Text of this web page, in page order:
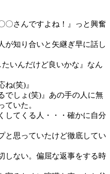
〇さんですよね！』っと興奮
が知り合いと矢継ぎ早に話し
いんだけど良いかな』なん
(笑)』
でしょ(笑)』あの手の人に無
ていた。
してくる人・・・確かに自分
と思っていたけど徹底してい
しない。偏屈な返事をする時